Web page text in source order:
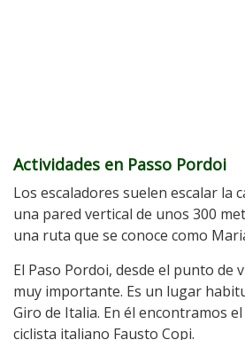
Actividades en Passo Pordoi
Los escaladores suelen escalar la
una pared vertical de unos 300
una ruta que se conoce como
El Paso Pordoi, desde el punto de
muy importante. Es un lugar
Giro de Italia. En él encontramos
ciclista italiano Fausto Copi.